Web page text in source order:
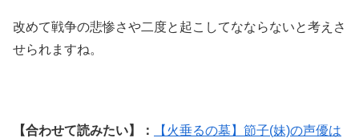
改めて戦争の悲惨さや二度と起こしてなならないと考えさ
せられますね。
【合わせて読みたい】：
【火垂るの墓】節子(妹)の声優は